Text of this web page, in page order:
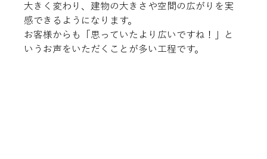
大きく変わり、建物の大きさや空間の広がりを実
感できるようになります。
お客様からも「思っていたより広いですね！」と
いうお声をいただくことが多い工程です。